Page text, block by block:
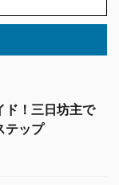
ド！三日坊主で
テップ